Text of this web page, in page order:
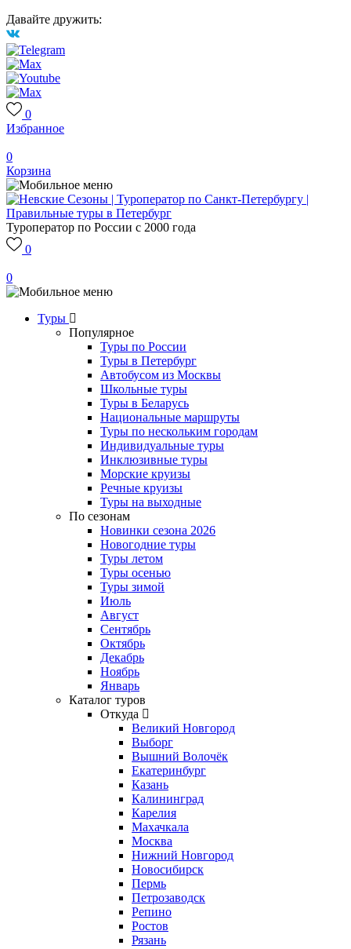
Давайте дружить:
0
Избранное
0
Корзина
Туроператор по России с 2000 года
0
0
Туры
Популярное
Туры по России
Туры в Петербург
Автобусом из Москвы
Школьные туры
Туры в Беларусь
Национальные маршруты
Туры по нескольким городам
Индивидуальные туры
Инклюзивные туры
Морские круизы
Речные круизы
Туры на выходные
По сезонам
Новинки сезона 2026
Новогодние туры
Туры летом
Туры осенью
Туры зимой
Июль
Август
Сентябрь
Октябрь
Декабрь
Ноябрь
Январь
Каталог туров
Откуда
Великий Новгород
Выборг
Вышний Волочёк
Екатеринбург
Казань
Калининград
Карелия
Махачкала
Москва
Нижний Новгород
Новосибирск
Пермь
Петрозаводск
Репино
Ростов
Рязань